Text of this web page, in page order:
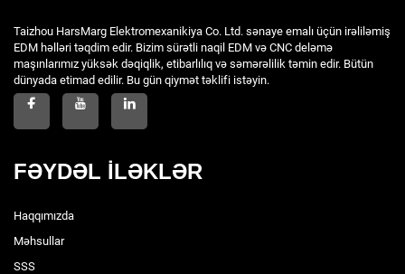
Taizhou HarsMarg Elektromexanikiya Co. Ltd. sənaye emalı üçün irəliləmiş
EDM həlləri təqdim edir. Bizim sürətli naqil EDM və CNC deləmə
maşınlarımız yüksək dəqiqlik, etibarlılıq və səmərəlilik təmin edir. Bütün
dünyada etimad edilir. Bu gün qiymət təklifi istəyin.
FƏYDƏL İLƏKLƏR
Haqqımızda
Məhsullar
SSS